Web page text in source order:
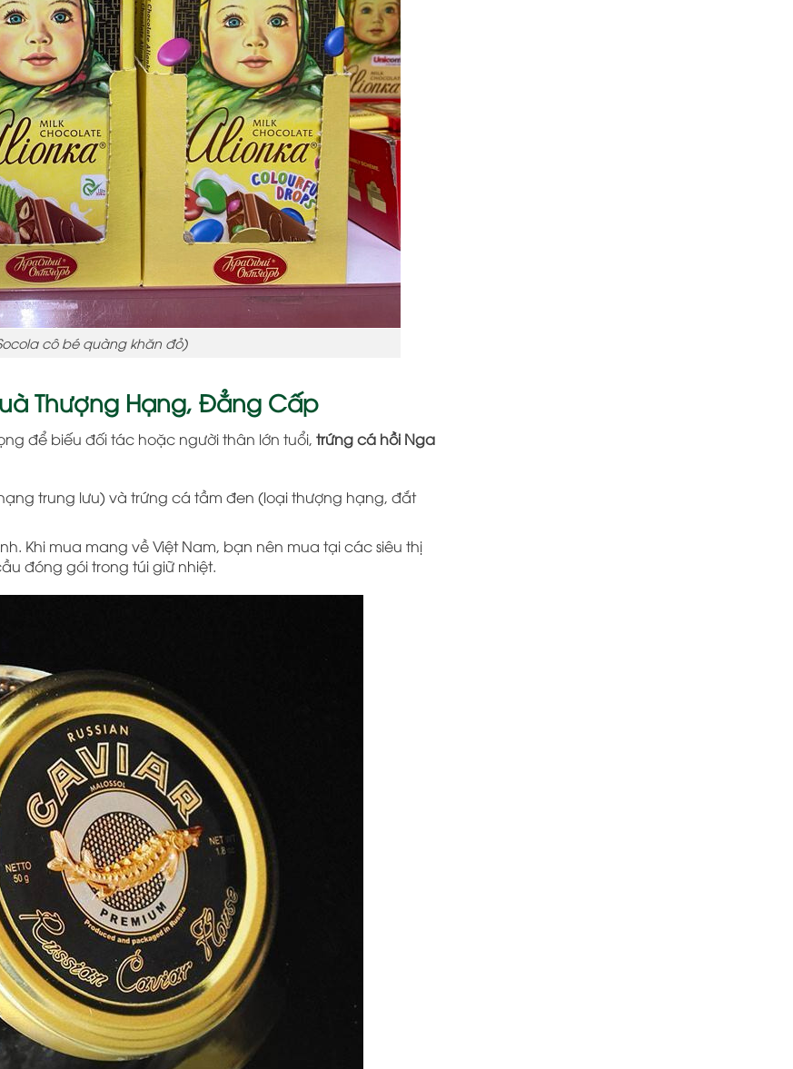
cô bé quàng khăn đỏ)
Thượng Hạng, Đẳng Cấp
để biếu đối tác hoặc người thân lớn tuổi, trứng cá hồi Nga
trung lưu) và trứng cá tầm đen (loại thượng hạng, đắt
Khi mua mang về Việt Nam, bạn nên mua tại các siêu thị
đóng gói trong túi giữ nhiệt.